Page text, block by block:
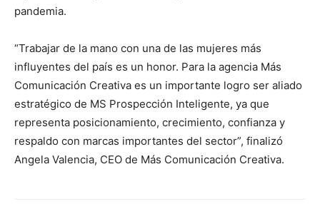
pandemia.
“Trabajar de la mano con una de las mujeres más
influyentes del país es un honor. Para la agencia Más
Comunicación Creativa es un importante logro ser aliado
estratégico de MS Prospección Inteligente, ya que
representa posicionamiento, crecimiento, confianza y
respaldo con marcas importantes del sector”, finalizó
Angela Valencia, CEO de Más Comunicación Creativa.